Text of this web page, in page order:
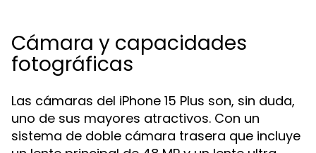
Cámara y capacidades
fotográficas
Las cámaras del iPhone 15 Plus son, sin duda,
uno de sus mayores atractivos. Con un
sistema de doble cámara trasera que incluye